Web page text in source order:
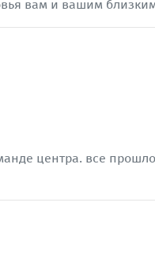
вам и вашим
центра. все